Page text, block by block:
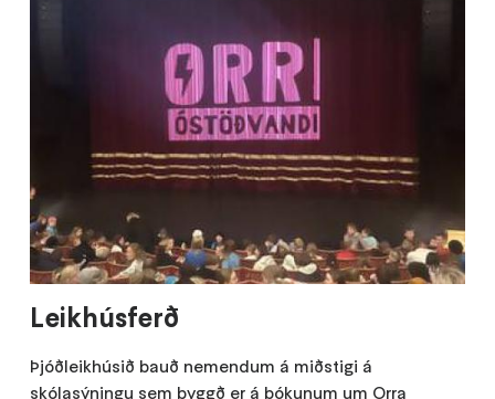
Leikhúsferð
Þjóðleikhúsið bauð nemendum á miðstigi á
skólasýningu sem byggð er á bókunum um Orra